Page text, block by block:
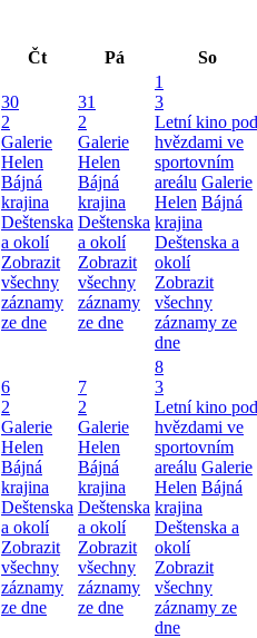
Čt Pá So
30
2
Galerie
Helen
Bájná
krajina
Deštenska
a okolí
Zobrazit
všechny
záznamy
ze dne
31
2
Galerie
Helen
Bájná
krajina
Deštenska
a okolí
Zobrazit
všechny
záznamy
ze dne
1
3
Letní kino pod
hvězdami ve
sportovním
areálu Galerie
Helen Bájná
krajina
Deštenska a
okolí
Zobrazit
všechny
záznamy ze
dne
6
2
Galerie
Helen
Bájná
krajina
Deštenska
a okolí
Zobrazit
všechny
záznamy
ze dne
7
2
Galerie
Helen
Bájná
krajina
Deštenska
a okolí
Zobrazit
všechny
záznamy
ze dne
8
3
Letní kino pod
hvězdami ve
sportovním
areálu Galerie
Helen Bájná
krajina
Deštenska a
okolí
Zobrazit
všechny
záznamy ze
dne